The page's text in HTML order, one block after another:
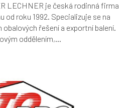
LECHNER je česká rodinná firma
od roku 1992. Specializuje se na
řešení a exportní balení.
oddělením,...